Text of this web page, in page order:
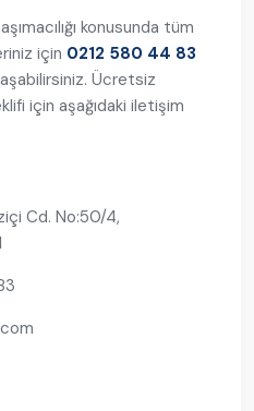
konusunda tüm
için 0212 580 44 83
Ücretsiz
için aşağıdaki iletişim
Cd. No:50/4,